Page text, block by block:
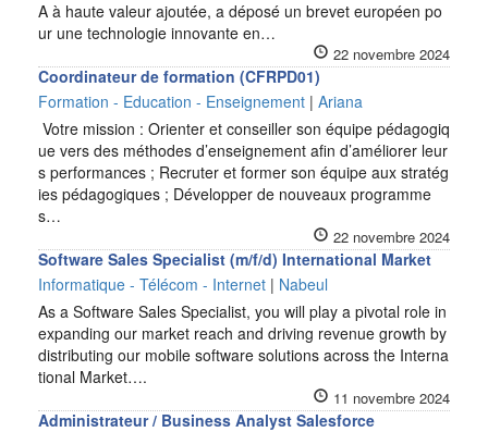
A à haute valeur ajoutée, a déposé un brevet européen po
ur une technologie innovante en…
22 novembre 2024
Coordinateur de formation (CFRPD01)
Formation - Education - Enseignement | Ariana
Votre mission : Orienter et conseiller son équipe pédagogiq
ue vers des méthodes d’enseignement afin d’améliorer leur
s performances ; Recruter et former son équipe aux stratég
ies pédagogiques ; Développer de nouveaux programme
s…
22 novembre 2024
Software Sales Specialist (m/f/d) International Market
Informatique - Télécom - Internet | Nabeul
As a Software Sales Specialist, you will play a pivotal role in
expanding our market reach and driving revenue growth by
distributing our mobile software solutions across the Interna
tional Market….
11 novembre 2024
Administrateur / Business Analyst Salesforce